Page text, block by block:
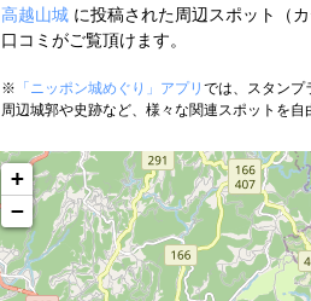
高越山城に投稿された周辺スポット（
口コミがご覧頂けます。
※ 「ニッポン城めぐり」アプリ では、スタンプ
周辺城郭や史跡など、様々な関連スポットを自
+
−